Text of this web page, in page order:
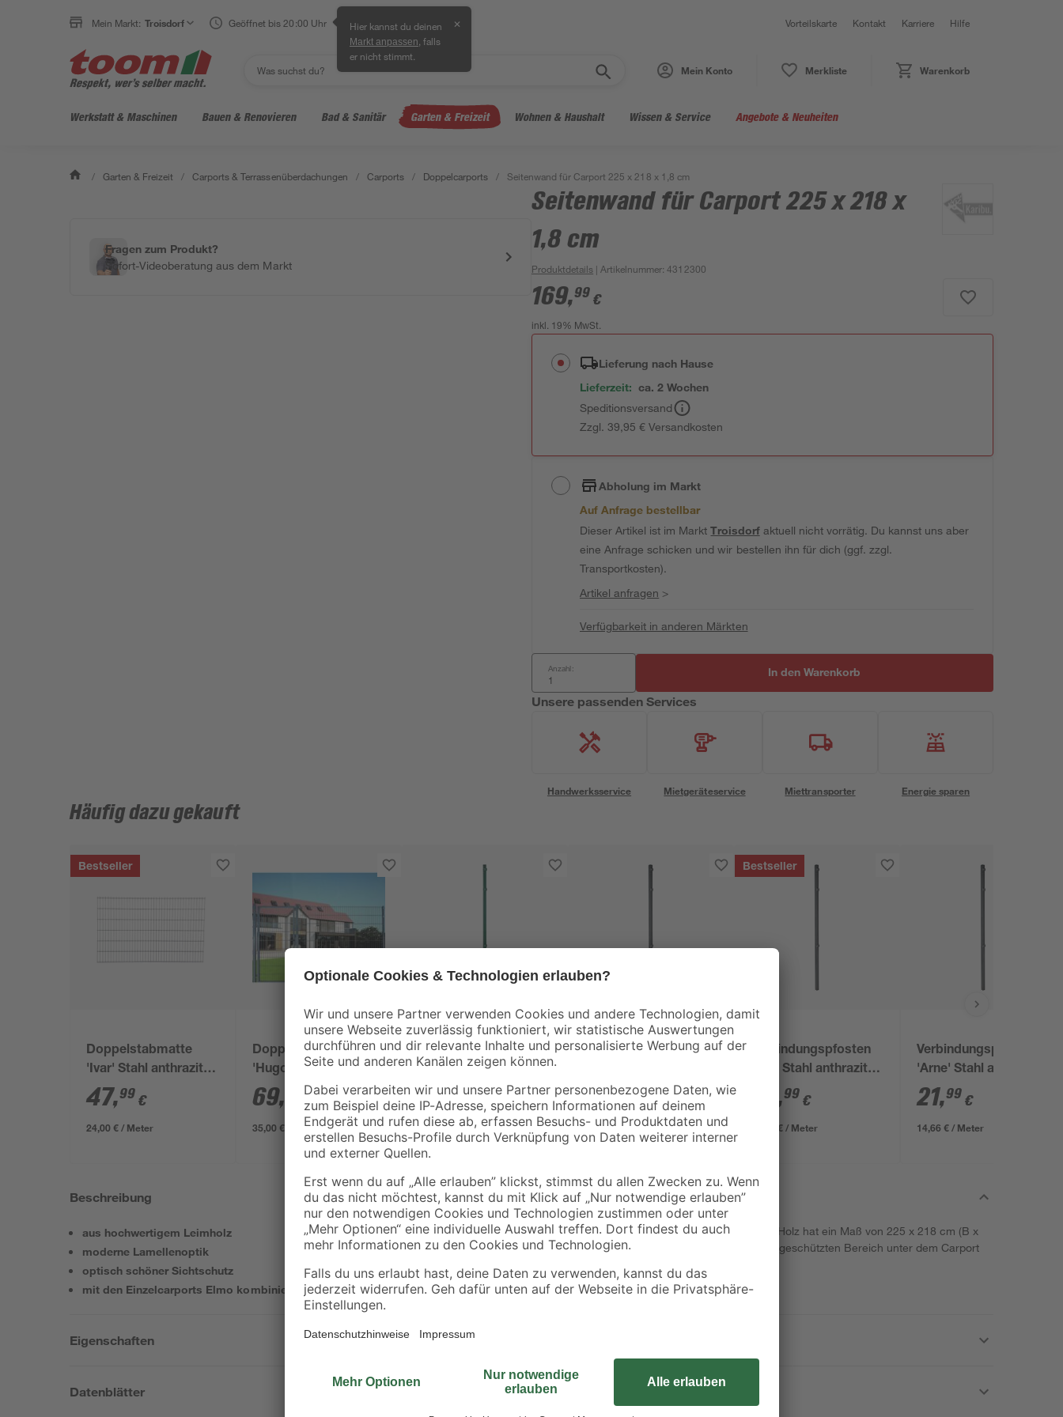
Mein Markt: Troisdorf Geöffnet bis 20:00 Uhr Hier kannst du deinen
Markt anpassen , falls
er nicht stimmt.
✕ Vorteilskarte Kontakt Karriere Hilfe
Mein Konto Merkliste Warenkorb
Werkstatt & Maschinen Bauen & Renovieren Bad & Sanitär Garten & Freizeit Wohnen & Haushalt Wissen & Service Angebote & Neuheiten
/ Garten & Freizeit / Carports & Terrassenüberdachungen / Carports / Doppelcarports / Seitenwand für Carport 225 x 218 x 1,8 cm
Fragen zum Produkt?
Sofort-Videoberatung aus dem Markt
Seitenwand für Carport 225 x 218 x
1,8 cm
Produktdetails | Artikelnummer:4312300
169,99 €
inkl. 19% MwSt.
Lieferung nach Hause
Lieferzeit: ca. 2 Wochen
Speditionsversand
Zzgl. 39,95 € Versandkosten
Abholung im Markt
Auf Anfrage bestellbar
Dieser Artikel ist im MarktTroisdorfaktuell nicht vorrätig. Du kannst uns aber
eine Anfrage schicken und wir bestellen ihn für dich (ggf. zzgl.
Transportkosten).
Artikel anfragen >
Verfügbarkeit in anderen Märkten
Anzahl: In den Warenkorb
Unsere passenden Services
Handwerksservice Mietgeräteservice Miettransporter Energie sparen
Häufig dazu gekauft
Bestseller
Doppelstabmatte
'Ivar' Stahl anthrazit
200 x 123 cm
47,99 €
24,00 € / Meter
Doppelstabmatte
'Hugo' Stahl anthrazit
200 x 180 cm
69, €
35,00 € / Meter
Verbindungspfosten
'Arne' Stahl grün 4 x 4
x 150 cm
21,99€
14,66 € / Meter
Pfosten 'Hugo' Stahl
Doppelstabmatten 4
x 4 x 240 cm
44,99 €
18,75 € / Meter
Bestseller
Verbindungspfosten
'Ivar' Stahl anthrazit
170 x 4 x 4 cm
,99 €
19,41 € / Meter
Verbindungspfosten
'Arne' Stahl anthrazit
4 x 4 x 150 cm
21,99 €
14,66 € / Meter
Beschreibung
aus hochwertigem Leimholz
moderne Lamellenoptik
optisch schöner Sichtschutz
mit den Einzelcarports Elmo kombinierbar
Die Seitenwand von Karibu aus 18 mm starkem Holz hat ein Maß von 225 x 218 cm (B x
H). Die Lamellenwand eignet sich gut, um einen geschützten Bereich unter dem Carport
Eigenschaften
Datenblätter